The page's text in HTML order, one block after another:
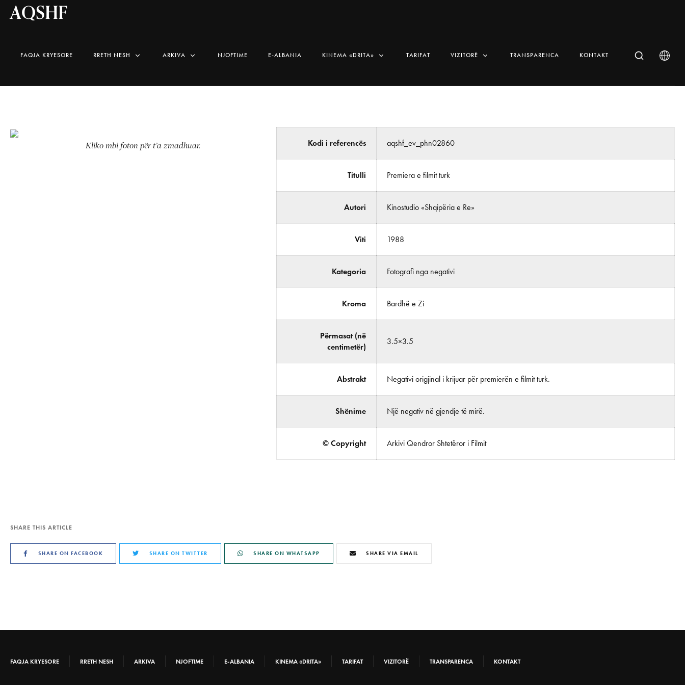
AQSHF
FAQJA KRYESORE RRETH NESH ARKIVA NJOFTIME E-ALBANIA KINEMA «DRITA» TARIFAT VIZITORË TRANSPARENCA KONTAKT
Kliko mbi foton për t’a zmadhuar. Kodi i referencës aqshf_ev_phn02860
Titulli Premiera e filmit turk
Autori Kinostudio «Shqipëria e Re»
Viti 1988
Kategoria Fotografi nga negativi
Kroma Bardhë e Zi
Përmasat (në
centimetër)
3.5×3.5
Abstrakt Negativi origjinal i krijuar për premierën e filmit turk.
Shënime Një negativ në gjendje të mirë.
© Copyright Arkivi Qendror Shtetëror i Filmit
SHARE THIS ARTICLE
SHARE ON FACEBOOK SHARE ON TWITTER SHARE ON WHATSAPP SHARE VIA EMAIL
FAQJA KRYESORE RRETH NESH ARKIVA NJOFTIME E-ALBANIA KINEMA «DRITA» TARIFAT VIZITORË TRANSPARENCA KONTAKT